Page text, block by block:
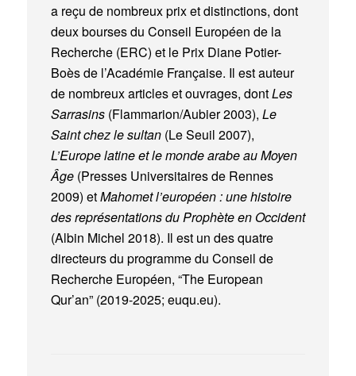
a reçu de nombreux prix et distinctions, dont
deux bourses du Conseil Européen de la
Recherche (ERC) et le Prix Diane Potier-
Boès de l’Académie Française. Il est auteur
de nombreux articles et ouvrages, dontLes
Sarrasins(Flammarion/Aubier 2003), Le
Saint chez le sultan(Le Seuil 2007),
L’Europe latine et le monde arabe au Moyen
Âge(Presses Universitaires de Rennes
2009) etMahomet l’européen : une histoire
des représentations du Prophète en Occident
(Albin Michel 2018). Il est un des quatre
directeurs du programme du Conseil de
Recherche Européen, “The European
Qur’an” (2019-2025; euqu.eu).